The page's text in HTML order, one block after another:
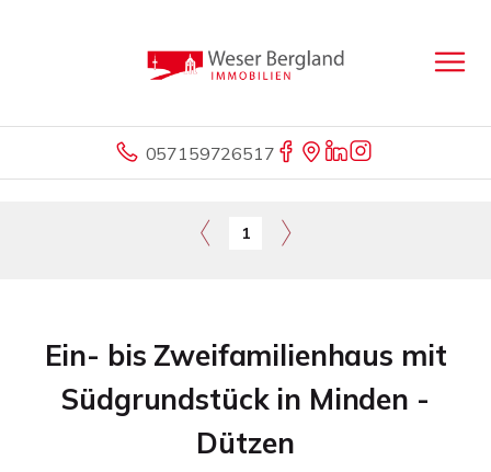
057159726517
1
Ein- bis Zweifamilienhaus mit
Südgrundstück in Minden -
Dützen